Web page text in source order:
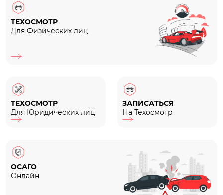
ТЕХОСМОТР
Для Физических лиц
ТЕХОСМОТР
Для Юридических лиц
ЗАПИСАТЬСЯ
На Техосмотр
ОСАГО
Онлайн